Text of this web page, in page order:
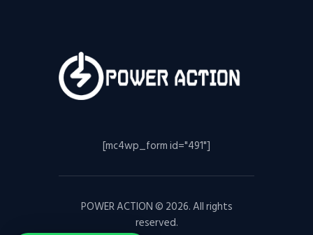
[mc4wp_form id="491"]
POWER ACTION © 2026. All rights
reserved.